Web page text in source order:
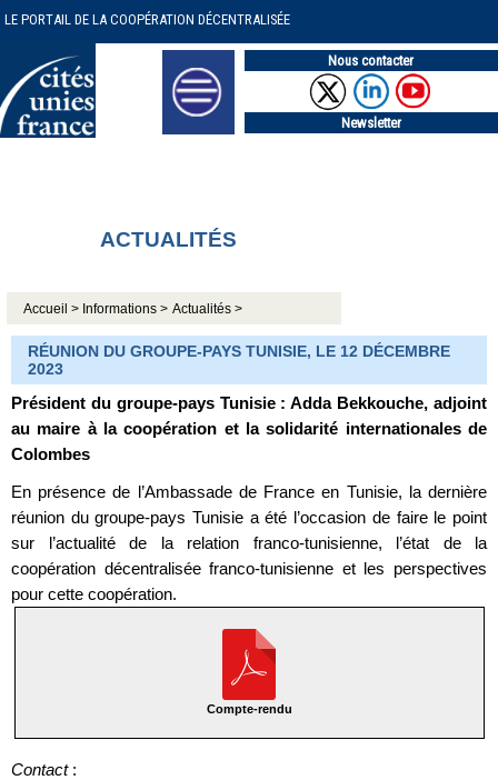
LE PORTAIL DE LA COOPÉRATION DÉCENTRALISÉE
Nous contacter
Newsletter
ACTUALITÉS
Accueil > Informations > Actualités >
RÉUNION DU GROUPE-PAYS TUNISIE, LE 12 DÉCEMBRE
2023
Président du groupe-pays Tunisie : Adda Bekkouche, adjoint
au maire à la coopération et la solidarité internationales de
Colombes
En présence de l’Ambassade de France en Tunisie, la dernière
réunion du groupe-pays Tunisie a été l’occasion de faire le point
sur l’actualité de la relation franco-tunisienne, l’état de la
coopération décentralisée franco-tunisienne et les perspectives
pour cette coopération.
Compte-rendu
Contact: